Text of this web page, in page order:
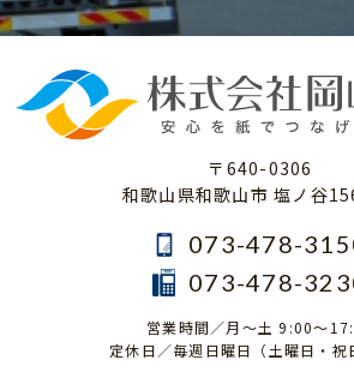
〒640-0306
和歌山県和歌山市 塩ノ谷
073-478-
073-478-
営業時間／月～土 9:00～
定休日／毎週日曜日（土曜日・祝